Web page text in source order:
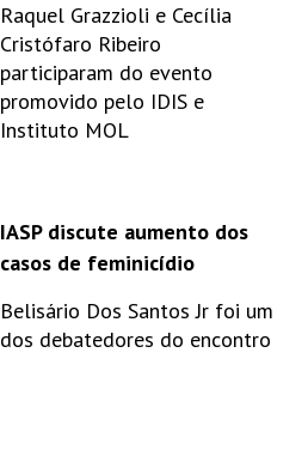
Raquel Grazzioli e Cecília
Cristófaro Ribeiro
participaram do evento
promovido pelo IDIS e
Instituto MOL
IASP discute aumento dos
casos de feminicídio
Belisário Dos Santos Jr foi um
dos debatedores do encontro